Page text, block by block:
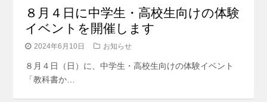
８月４日に中学生・高校生向けの体験
イベントを開催します
2024年6月10日 お知らせ
８月４日（日）に、中学生・高校生向けの体験イベント
「教科書か…